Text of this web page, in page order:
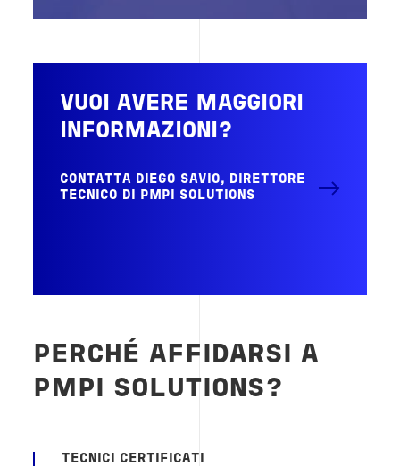
VUOI AVERE MAGGIORI
INFORMAZIONI?
CONTATTA DIEGO SAVIO, DIRETTORE
TECNICO DI PMPI SOLUTIONS
PERCHÉ AFFIDARSI A
PMPI SOLUTIONS?
TECNICI CERTIFICATI